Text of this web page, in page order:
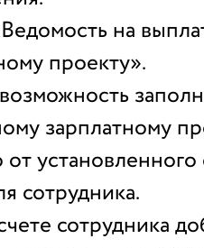
на
проекту».
зарплатному
сотрудника.
сотрудника